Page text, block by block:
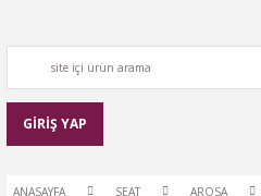
GİRİŞ YAP
ANASAYFA SEAT AROSA